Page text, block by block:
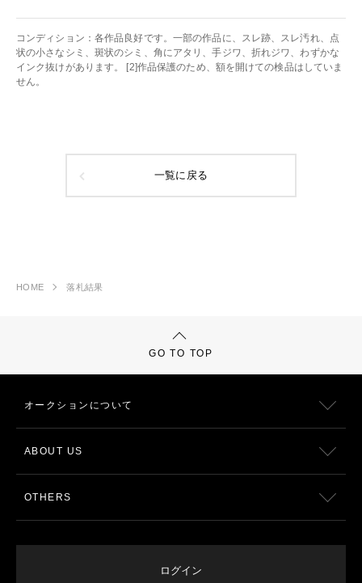
コンディション：各作品良好です。一部の作品に、スレ跡、スレ汚れ、点
状の小さなシミ、斑状のシミ、角にアタリ、手ジワ、折れジワ、わずかな
インク抜けがあります。 [2]作品保護のため、額を開けての検品はしていま
せん。
一覧に戻る
HOME 落札結果
GO TO TOP
オークションについて
ABOUT US
OTHERS
ログイン